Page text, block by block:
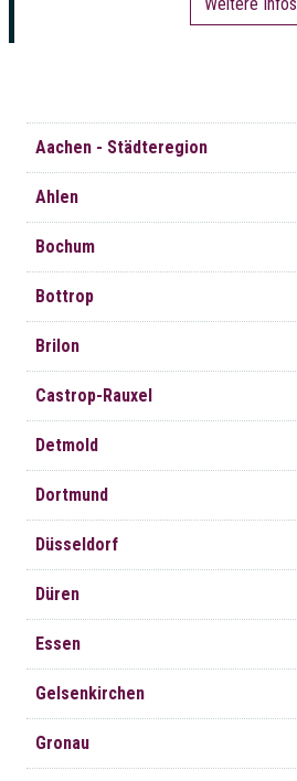
Navigation
überspringen
Aachen - Städteregion
Ahlen
Bochum
Bottrop
Brilon
Castrop-Rauxel
Detmold
Dortmund
Düsseldorf
Düren
Essen
Gelsenkirchen
Gronau